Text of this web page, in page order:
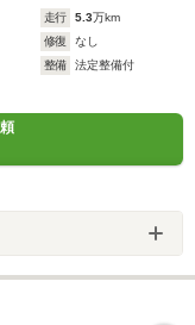
走行 5.3万km
修復
なし
整備
法定整備付